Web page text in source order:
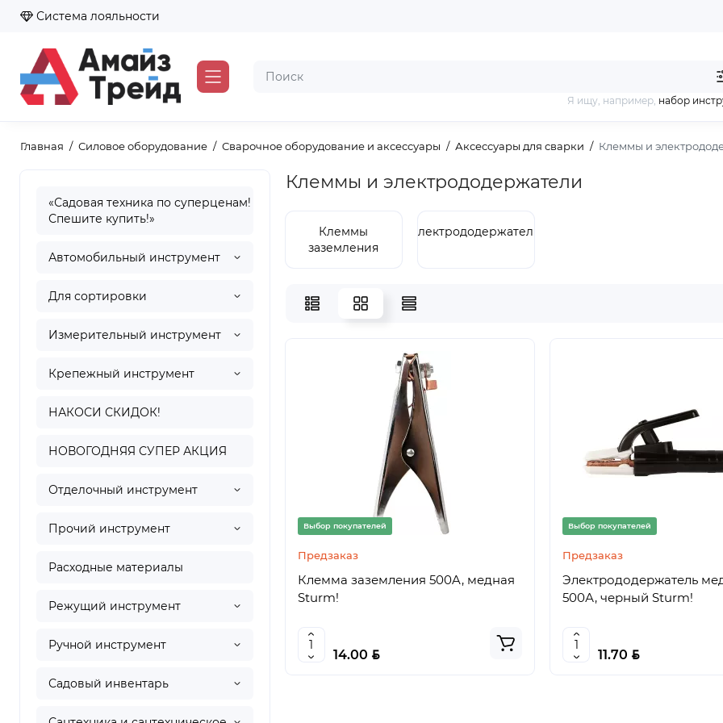
Система лояльности
Я ищу, например, набор
Главная Силовое оборудование Сварочное оборудование и аксессуары Аксессуары для сварки Клеммы и
«Садовая техника по суперценам!
Спешите купить!»
Автомобильный инструмент
Для сортировки
Измерительный инструмент
Крепежный инструмент
НАКОСИ СКИДОК!
НОВОГОДНЯЯ СУПЕР АКЦИЯ
Отделочный инструмент
Прочий инструмент
Расходные материалы
Режущий инструмент
Ручной инструмент
Садовый инвентарь
Клеммы и электрододержатели
Клеммы
заземления
Электрододержатели
Выбор покупателей
Предзаказ
Клемма заземления 500A, медная
Sturm!
14.00 BYN
Выбор покупателей
Предзаказ
Электрододержатель
500А, черный Sturm!
11.70 BYN